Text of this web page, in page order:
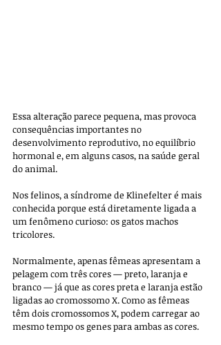
Essa alteração parece pequena, mas provoca
consequências importantes no
desenvolvimento reprodutivo, no equilíbrio
hormonal e, em alguns casos, na saúde geral
do animal.
Nos felinos, a síndrome de Klinefelter é mais
conhecida porque está diretamente ligada a
um fenômeno curioso: os gatos machos
tricolores.
Normalmente, apenas fêmeas apresentam a
pelagem com três cores — preto, laranja e
branco — já que as cores preta e laranja estão
ligadas ao cromossomo X. Como as fêmeas
têm dois cromossomos X, podem carregar ao
mesmo tempo os genes para ambas as cores.